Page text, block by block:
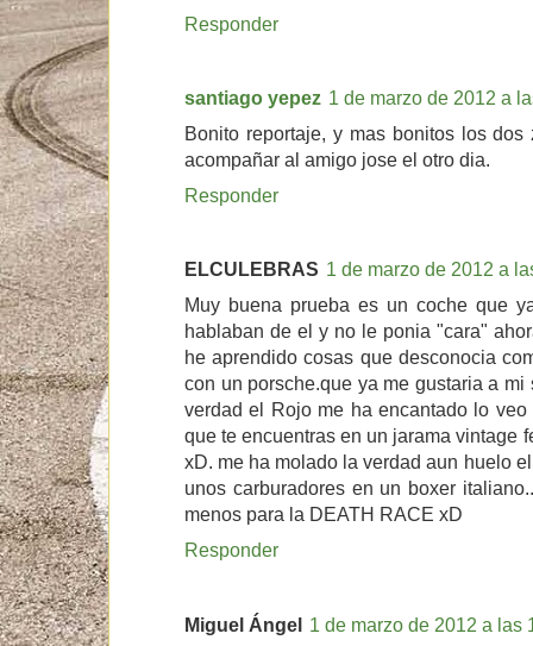
Responder
santiago yepez 1 de marzo de 2012 a
Bonito reportaje, y mas bonitos los
acompañar al amigo jose el otro dia.
Responder
ELCULEBRAS 1 de marzo de 2012 a
Muy buena prueba es un coche que
hablaban de el y no le ponia "cara"
he aprendido cosas que desconocia
con un porsche.que ya me gustaria a
verdad el Rojo me ha encantado lo
que te encuentras en un jarama vintage
xD. me ha molado la verdad aun huelo
unos carburadores en un boxer
menos para la DEATH RACE xD
Responder
Miguel Ángel 1 de marzo de 2012 a las